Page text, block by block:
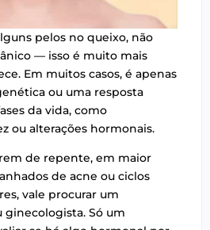
pelos no queixo, não
— isso é muito mais
Em muitos casos, é apenas
ou uma resposta
da vida, como
ou alterações hormonais.
de repente, em maior
de acne ou ciclos
vale procurar um
Só um